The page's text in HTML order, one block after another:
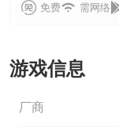
免费 需网络
游戏信息
厂商